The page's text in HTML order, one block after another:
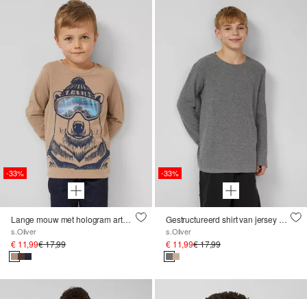
-33%
Lange mouw met hologram artwork
s.Oliver
€ 11,99€ 17,99
-33%
Gestructureerd shirt van jersey met lange mouwen en klein borduursel
s.Oliver
€ 11,99€ 17,99